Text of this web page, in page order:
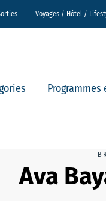
Voyages / Hôtel /
Ava